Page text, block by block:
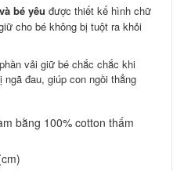
bé yêu được thiết kế hình chữ
cho bé không bị tuột ra khỏi
vải giữ bé chắc chắc khi
đau, giúp con ngồi thẳng
bằng 100% cotton thấm